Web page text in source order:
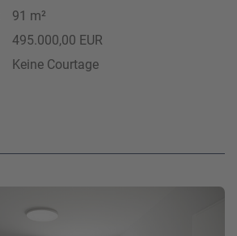
91 m²
495.000,00 EUR
Keine Courtage